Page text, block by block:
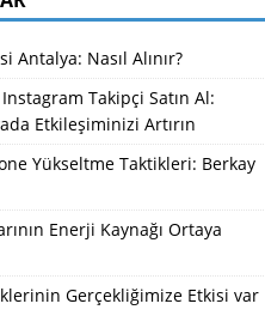
Antalya: Nasıl Alınır?
Takipçi Satın Al:
Etkileşiminizi Artırın
Yükseltme Taktikleri: Berkay
Enerji Kaynağı Ortaya
Gerçekliğimize Etkisi var